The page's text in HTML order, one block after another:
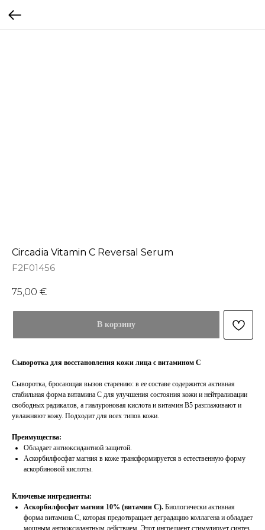
Circadia Vitamin C Reversal Serum
F2F01456
75,00 €
В корзину
Сыворотка для восстановления кожи лица с витамином С
Сыворотка, бросающая вызов старению: в ее составе содержится активная
стабильная форма витамина С для улучшения состояния кожи и нейтрализации
свободных радикалов, а гиалуроновая кислота и витамин В5 разглаживают и
увлажняют кожу. Подходит для всех типов кожи.
Преимущества:
Обладает антиоксидантной защитой.
Аскорбилфосфат магния в коже трансформируется в естественную форму
аскорбиновой кислоты.
Ключевые ингредиенты:
Аскорбилфосфат магния 10% (витамин C). Биологически активная
форма витамина C, которая предотвращает деградацию коллагена и обладает